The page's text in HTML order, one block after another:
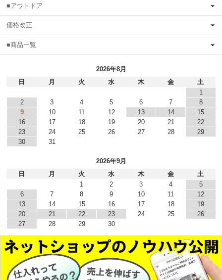
■アウトドア
価格改正
■商品一覧
2026年8月
日
月 火 水 木 金
土
1
2
3 4 5 6 7
8
9
10 11 12 13 14
15
16
17 18 19 20 21
22
23
24 25 26 27 28
29
30
31
2026年9月
日
月 火 水 木 金
土
1
2 3 4
5
6
7 8 9 10 11
12
13
14 15 16 17 18
19
20
21 22 23 24 25
26
27
28 29 30